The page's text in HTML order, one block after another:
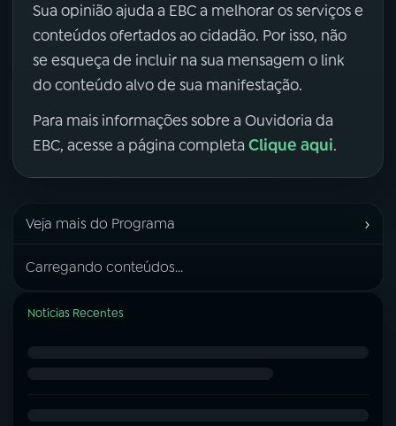
Sua opinião ajuda a EBC a melhorar os serviços e
conteúdos ofertados ao cidadão. Por isso, não
se esqueça de incluir na sua mensagem o link
do conteúdo alvo de sua manifestação.
Para mais informações sobre a Ouvidoria da
EBC, acesse a página completa Clique aqui.
Veja mais do Programa ›
Carregando conteúdos...
Notícias Recentes